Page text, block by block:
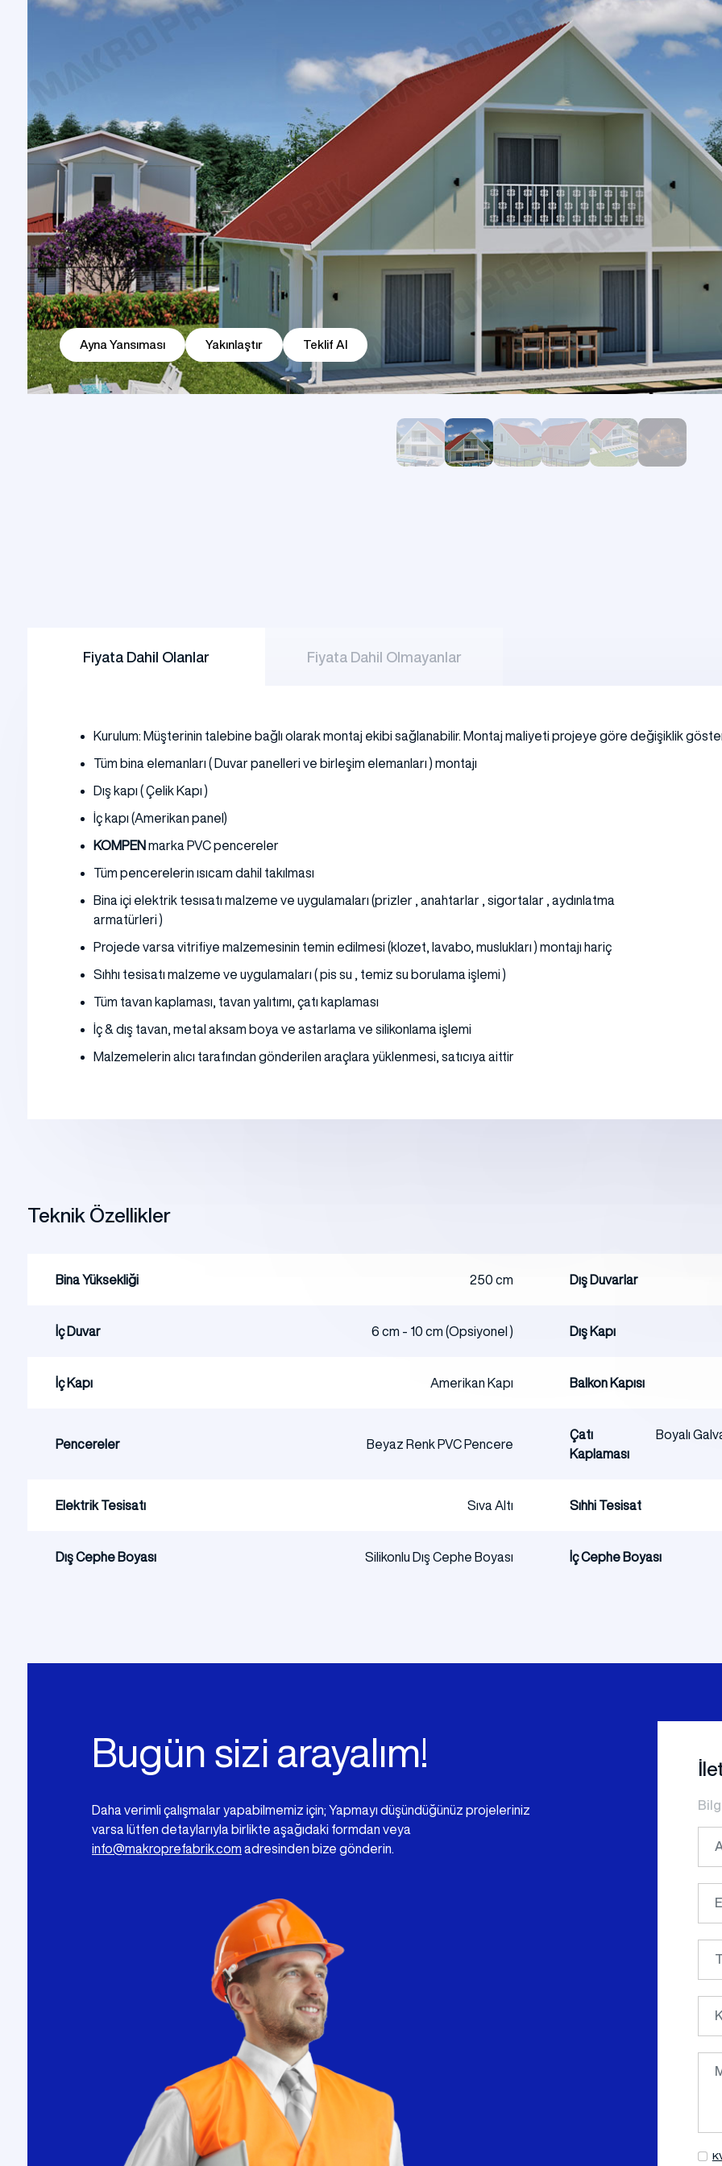
Prefabrik Sosyal Tesis Binaları Prefabrik Kafeterya
Prefabrik Kreş Bina Modelleri
Prefabrik Anaokulu Bina
Modelleri
Prefabrik Acil Afet
İki Katlı Prefabrik Villa Prefabrik Bağ
Ayna Yansıması Yakınlaştır Teklif Al
Fiyata Dahil Olanlar Fiyata Dahil Olmayanlar
Kurulum: Müşterinin talebine bağlı olarak montaj ekibi sağlanabilir. Montaj maliyeti projeye göre değişiklik
Tüm bina elemanları ( Duvar panelleri ve birleşim elemanları ) montajı
Dış kapı ( Çelik Kapı )
İç kapı (Amerikan panel)
KOMPEN marka PVC pencereler
Tüm pencerelerin ısıcam dahil takılması
Bina içi elektrik tesısatı malzeme ve uygulamaları (prizler , anahtarlar , sigortalar , aydınlatma
armatürleri )
Projede varsa vitrifiye malzemesinin temin edilmesi (klozet, lavabo, muslukları ) montajı hariç
Sıhhı tesisatı malzeme ve uygulamaları ( pis su , temiz su borulama işlemi )
Tüm tavan kaplaması, tavan yalıtımı, çatı kaplaması
İç & dış tavan, metal aksam boya ve astarlama ve silikonlama işlemi
Malzemelerin alıcı tarafından gönderilen araçlara yüklenmesi, satıcıya aittir
Teknik Özellikler
Bina Yüksekliği 250 cm Dış Duvarlar
İç Duvar 6 cm - 10 cm (Opsiyonel ) Dış Kapı
İç Kapı Amerikan Kapı Balkon Kapısı
Pencereler Beyaz Renk PVC Pencere
Çatı
Kaplaması
Boyalı
Elektrik Tesisatı Sıva Altı Sıhhi Tesisat
Dış Cephe Boyası Silikonlu Dış Cephe Boyası İç Cephe Boyası
Bugün sizi arayalım!
Daha verimli çalışmalar yapabilmemiz için; Yapmayı düşündüğünüz projeleriniz
varsa lütfen detaylarıyla birlikte aşağıdaki formdan veya
info@makroprefabrik.com adresinden bize gönderin.